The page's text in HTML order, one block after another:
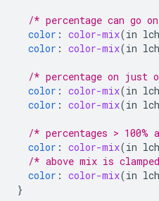
/* percentage can go
color : color-mix(in lch
color : color-mix(in lch
/* percentage on just
color : color-mix(in lch
color : color-mix(in lch
/* percentages > 100%
color : color-mix(in lch
/* above mix is
color : color-mix(in lch
}